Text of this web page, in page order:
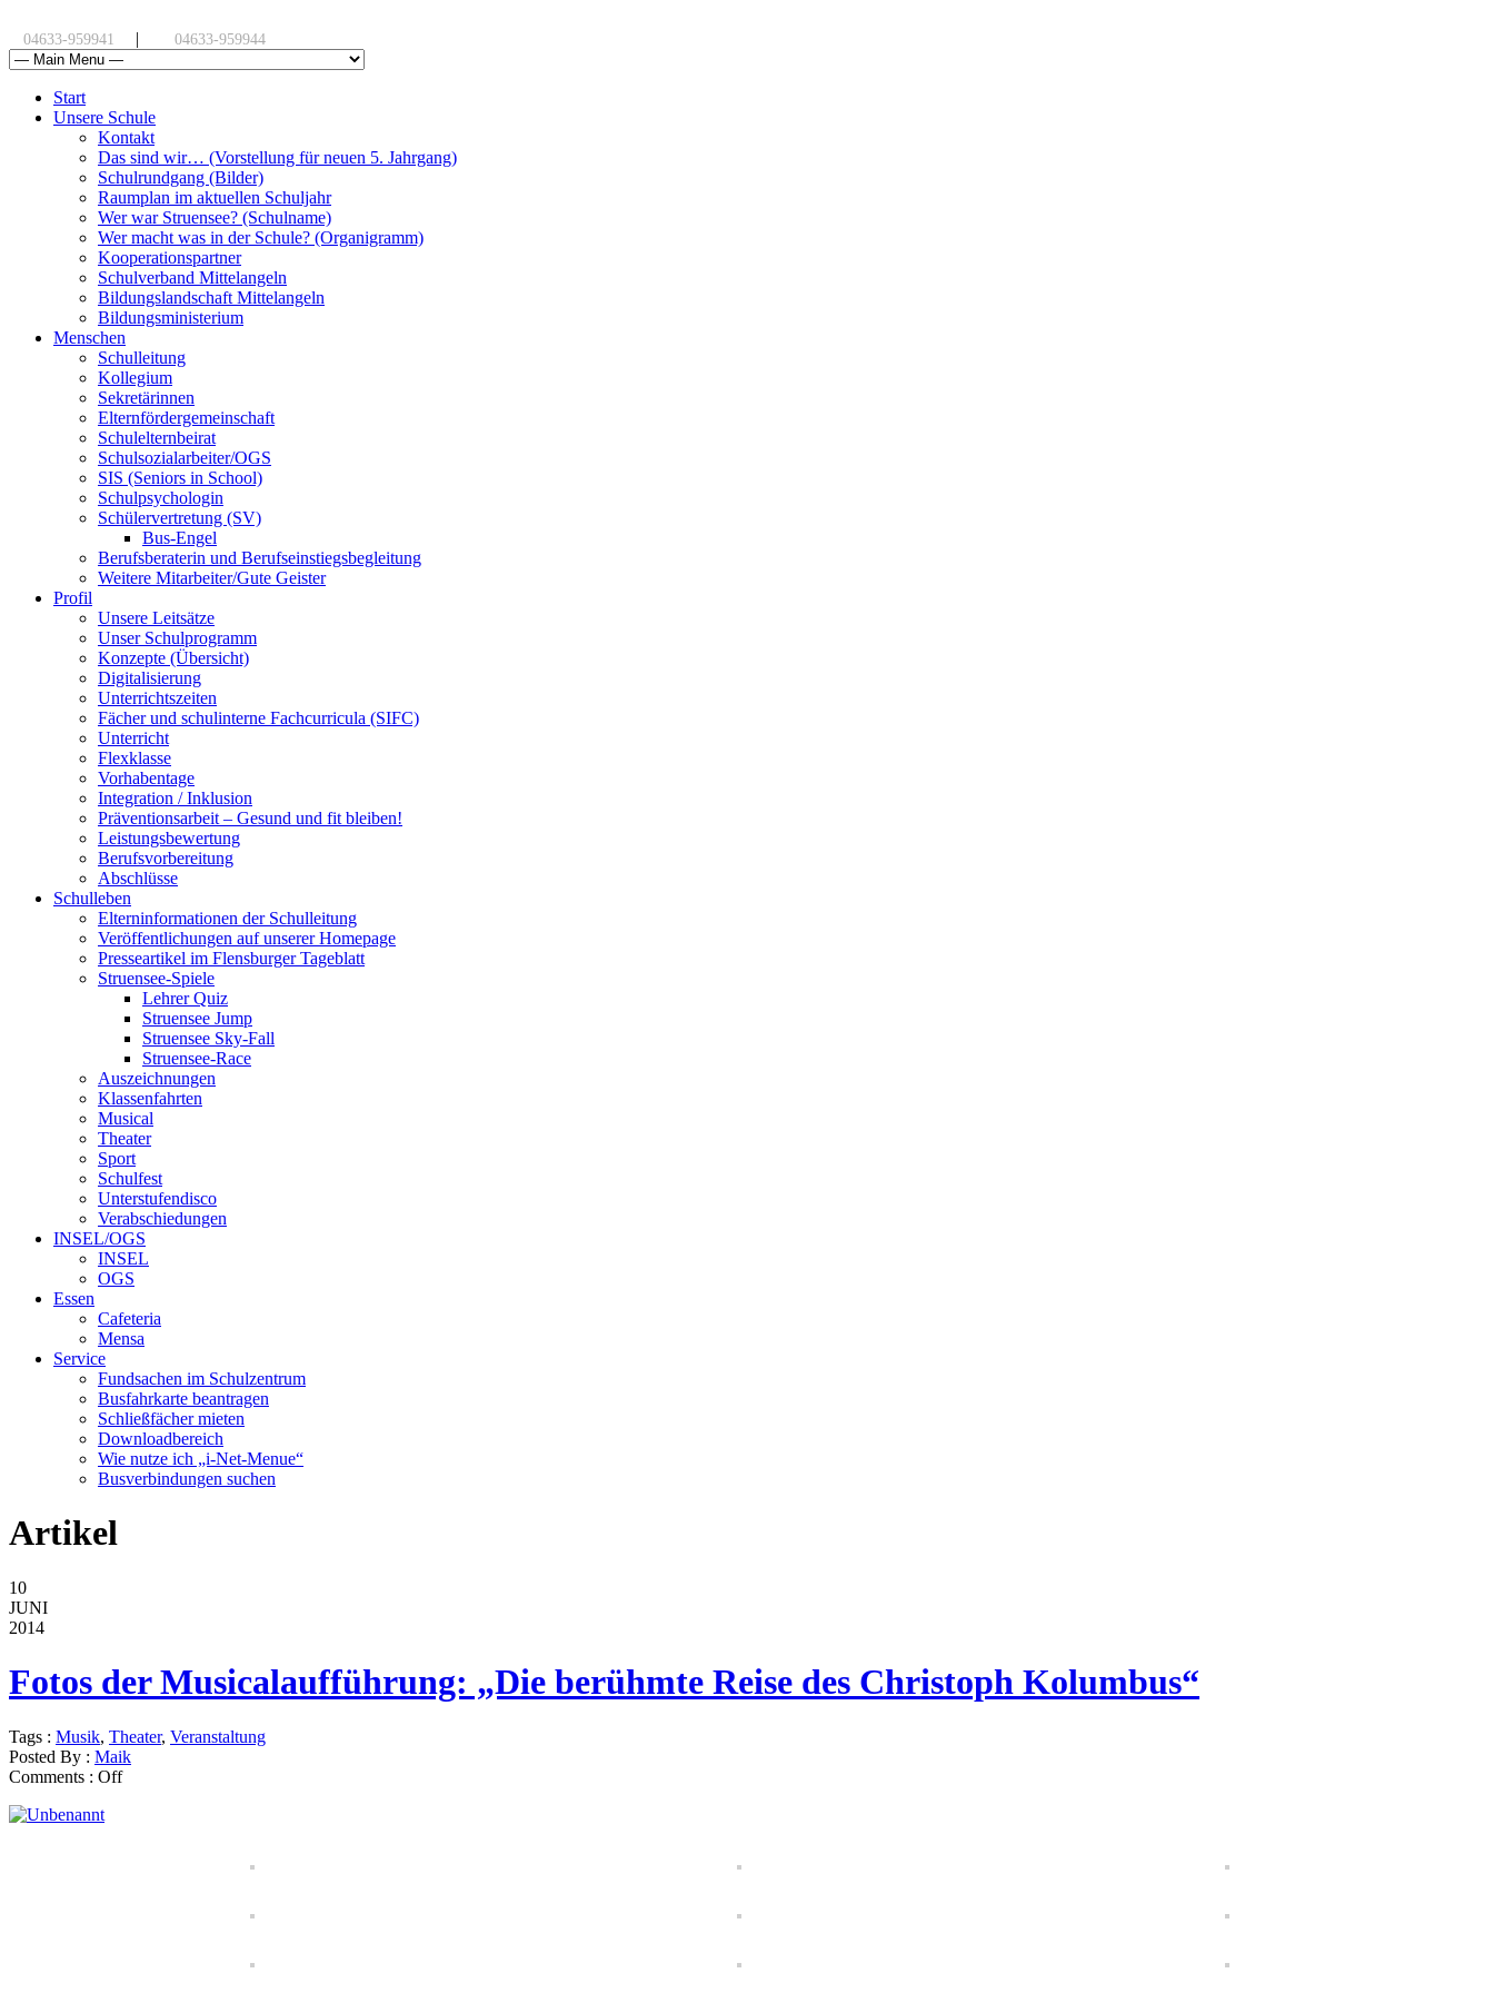
04633-959941 | 04633-959944
Start
Unsere Schule
Kontakt
Das sind wir… (Vorstellung für neuen 5. Jahrgang)
Schulrundgang (Bilder)
Raumplan im aktuellen Schuljahr
Wer war Struensee? (Schulname)
Wer macht was in der Schule? (Organigramm)
Kooperationspartner
Schulverband Mittelangeln
Bildungslandschaft Mittelangeln
Bildungsministerium
Menschen
Schulleitung
Kollegium
Sekretärinnen
Elternfördergemeinschaft
Schulelternbeirat
Schulsozialarbeiter/OGS
SIS (Seniors in School)
Schulpsychologin
Schülervertretung (SV)
Bus-Engel
Berufsberaterin und Berufseinstiegsbegleitung
Weitere Mitarbeiter/Gute Geister
Profil
Unsere Leitsätze
Unser Schulprogramm
Konzepte (Übersicht)
Digitalisierung
Unterrichtszeiten
Fächer und schulinterne Fachcurricula (SIFC)
Unterricht
Flexklasse
Vorhabentage
Integration / Inklusion
Präventionsarbeit – Gesund und fit bleiben!
Leistungsbewertung
Berufsvorbereitung
Abschlüsse
Schulleben
Elterninformationen der Schulleitung
Veröffentlichungen auf unserer Homepage
Presseartikel im Flensburger Tageblatt
Struensee-Spiele
Lehrer Quiz
Struensee Jump
Struensee Sky-Fall
Struensee-Race
Auszeichnungen
Klassenfahrten
Musical
Theater
Sport
Schulfest
Unterstufendisco
Verabschiedungen
INSEL/OGS
INSEL
OGS
Essen
Cafeteria
Mensa
Service
Fundsachen im Schulzentrum
Busfahrkarte beantragen
Schließfächer mieten
Downloadbereich
Wie nutze ich „i-Net-Menue“
Busverbindungen suchen
Artikel
10
JUNI
2014
Fotos der Musicalaufführung: „Die berühmte Reise des Christoph Kolumbus“
Tags : Musik, Theater, Veranstaltung
Posted By : Maik
Comments : Off